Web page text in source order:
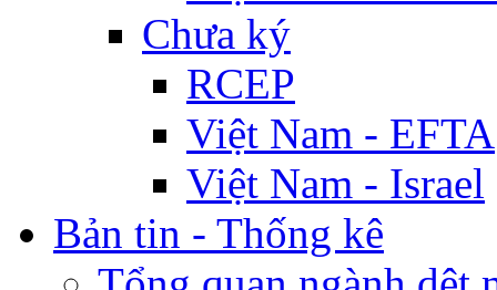
Chưa ký
RCEP
Việt Nam - EFTA
Việt Nam - Israel
Bản tin - Thống kê